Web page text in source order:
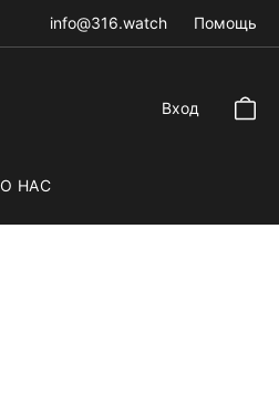
info@316.watch Помощь
Вход
О НАС